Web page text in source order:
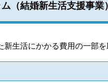
（結婚新生活支援事業
生活にかかる費用の一部を